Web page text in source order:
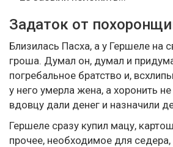
Задаток от
Близилась Пасха, а у Гершеле на
гроша. Думал он, думал и
погребальное братство и,
у него умерла жена, а хоронить
вдовцу дали денег и назначили
Гершеле сразу купил мацу,
прочее, необходимое для